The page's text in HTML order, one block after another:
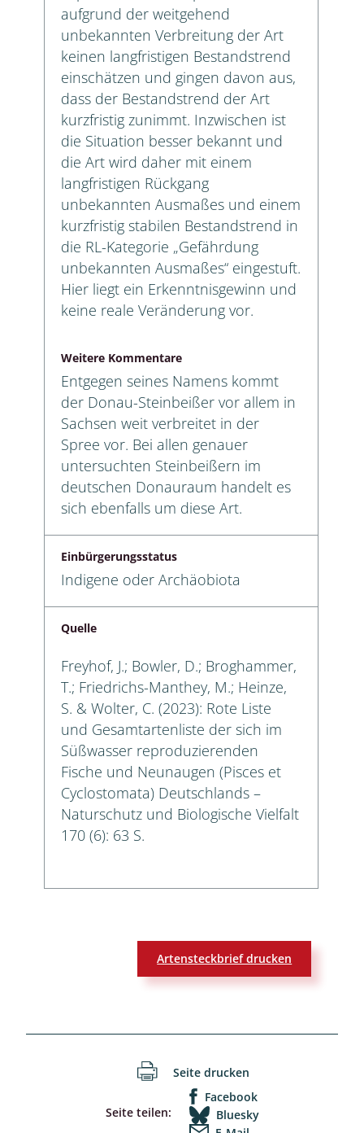
aufgrund der weitgehend
unbekannten Verbreitung der Art
keinen langfristigen Bestandstrend
einschätzen und gingen davon aus,
dass der Bestandstrend der Art
kurzfristig zunimmt. Inzwischen ist
die Situation besser bekannt und
die Art wird daher mit einem
langfristigen Rückgang
unbekannten Ausmaßes und einem
kurzfristig stabilen Bestandstrend in
die RL-Kategorie „Gefährdung
unbekannten Ausmaßes“ eingestuft.
Hier liegt ein Erkenntnisgewinn und
keine reale Veränderung vor.
Weitere Kommentare
Entgegen seines Namens kommt
der Donau-Steinbeißer vor allem in
Sachsen weit verbreitet in der
Spree vor. Bei allen genauer
untersuchten Steinbeißern im
deutschen Donauraum handelt es
sich ebenfalls um diese Art.
Einbürgerungsstatus
Indigene oder Archäobiota
Quelle
Freyhof, J.; Bowler, D.; Broghammer,
T.; Friedrichs-Manthey, M.; Heinze,
S. & Wolter, C. (2023): Rote Liste
und Gesamtartenliste der sich im
Süßwasser reproduzierenden
Fische und Neunaugen (Pisces et
Cyclostomata) Deutschlands –
Naturschutz und Biologische Vielfalt
170 (6): 63 S.
Artensteckbrief drucken
Seite drucken
Seite teilen:
Facebook
Bluesky